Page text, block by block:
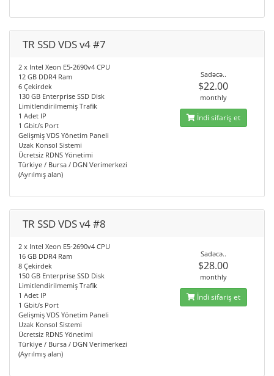
TR SSD VDS v4 #7
2 x Intel Xeon E5-2690v4 CPU
12 GB DDR4 Ram
6 Çekirdek
130 GB Enterprise SSD Disk
Limitlendirilmemiş Trafik
1 Adet IP
1 Gbit/s Port
Gelişmiş VDS Yönetim Paneli
Uzak Konsol Sistemi
Ücretsiz RDNS Yönetimi
Türkiye / Bursa / DGN Verimerkezi
(Ayrılmış alan)
Sadəcə..
$22.00
monthly
İndi sifariş et
TR SSD VDS v4 #8
2 x Intel Xeon E5-2690v4 CPU
16 GB DDR4 Ram
8 Çekirdek
150 GB Enterprise SSD Disk
Limitlendirilmemiş Trafik
1 Adet IP
1 Gbit/s Port
Gelişmiş VDS Yönetim Paneli
Uzak Konsol Sistemi
Ücretsiz RDNS Yönetimi
Türkiye / Bursa / DGN Verimerkezi
(Ayrılmış alan)
Sadəcə..
$28.00
monthly
İndi sifariş et